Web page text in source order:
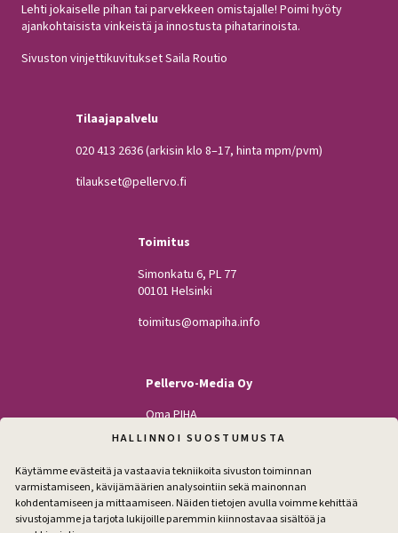
HALLINNOI SUOSTUMUSTA
Käytämme evästeitä ja vastaavia tekniikoita sivuston toiminnan
varmistamiseen, kävijämäärien analysointiin sekä mainonnan
kohdentamiseen ja mittaamiseen. Näiden tietojen avulla voimme kehittää
sivustojamme ja tarjota lukijoille paremmin kiinnostavaa sisältöä ja
Lehti jokaiselle pihan tai parvekkeen omistajalle! Poimi hyöty
ajankohtaisista vinkeistä ja innostusta pihatarinoista.
Sivuston vinjettikuvitukset Saila Routio
Tilaajapalvelu
020 413 2636(arkisin klo 8–17, hinta mpm/pvm)
tilaukset@pellervo.fi
Toimitus
Simonkatu 6, PL 77
00101 Helsinki
toimitus@omapiha.info
Pellervo-Media Oy
Oma PIHA
Kodin Pellervo
Maatilan Pellervo